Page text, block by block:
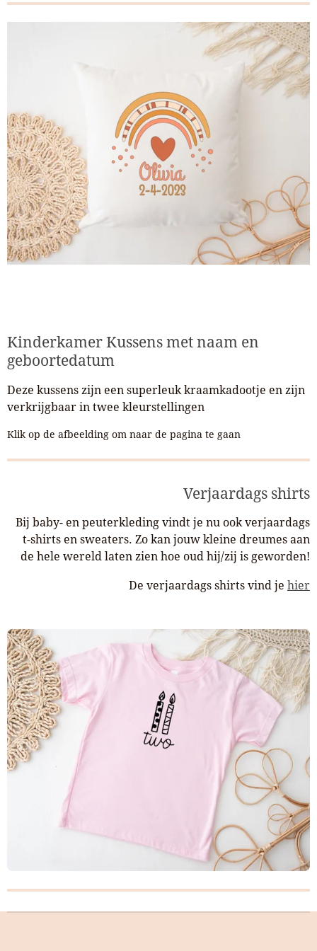
Kinderkamer Kussens met naam en
geboortedatum
Deze kussens zijn een superleuk kraamkadootje en zijn
verkrijgbaar in twee kleurstellingen
Klik op de afbeelding om naar de pagina te gaan
Verjaardags shirts
Bij baby- en peuterkleding vindt je nu ook verjaardags
t-shirts en sweaters. Zo kan jouw kleine dreumes aan
de hele wereld laten zien hoe oud hij/zij is geworden!
De verjaardags shirts vind je hier